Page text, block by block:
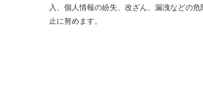
入、個人情報の紛失、改ざん、漏洩などの危
止に努めます。